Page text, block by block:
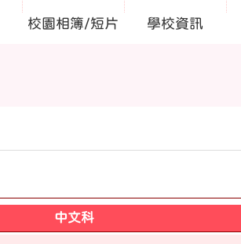
校園相簿/短片 學校資訊
中文科